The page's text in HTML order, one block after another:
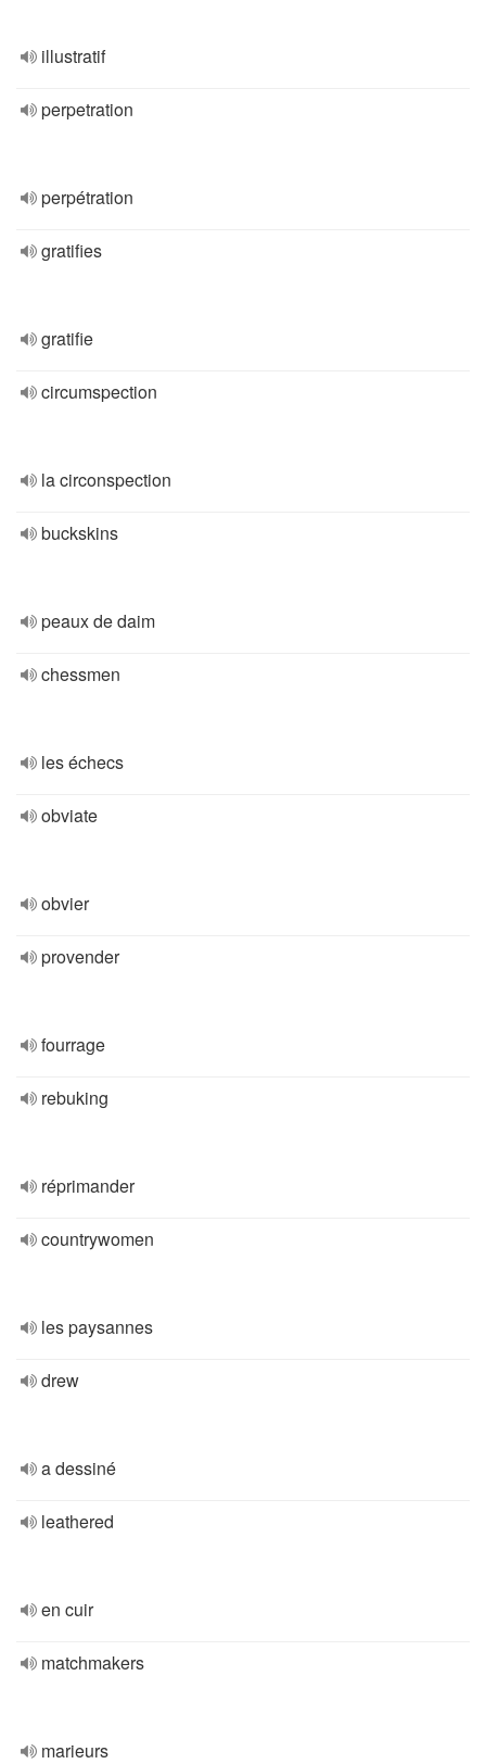
illustratif
perpetration
perpétration
gratifies
gratifie
circumspection
la circonspection
buckskins
peaux de daim
chessmen
les échecs
obviate
obvier
provender
fourrage
rebuking
réprimander
countrywomen
les paysannes
drew
a dessiné
leathered
en cuir
matchmakers
marieurs